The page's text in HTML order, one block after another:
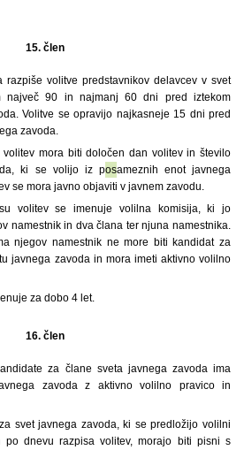
15. člen
razpiše volitve predstavnikov delavcev v svet
največ 90 in najmanj 60 dni pred iztekom
Volitve se opravijo najkasneje 15 dni pred
zavoda.
mora biti določen dan volitev in število
ki se volijo iz posameznih enot javnega
se mora javno objaviti v javnem zavodu.
volitev se imenuje volilna komisija, ki jo
namestnik in dva člana ter njuna namestnika.
njegov namestnik ne more biti kandidat za
javnega zavoda in mora imeti aktivno volilno
za dobo 4 let.
16. člen
za člane sveta javnega zavoda ima
zavoda z aktivno volilno pravico in
svet javnega zavoda, ki se predložijo volilni
po dnevu razpisa volitev, morajo biti pisni s